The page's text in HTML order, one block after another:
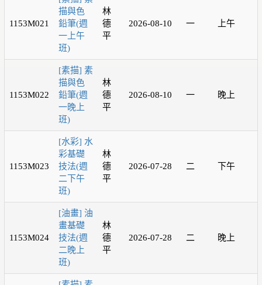
1153M021
描與色
鉛筆(週
一上午
班)
林
德
平
2026-08-10 一 上午
1153M022
[素描] 素
描與色
鉛筆(週
一晚上
班)
林
德
平
2026-08-10 一 晚上
1153M023
[水彩] 水
彩基礎
技法(週
二下午
班)
林
德
平
2026-07-28 二 下午
1153M024
[油畫] 油
畫基礎
技法(週
二晚上
班)
林
德
平
2026-07-28 二 晚上